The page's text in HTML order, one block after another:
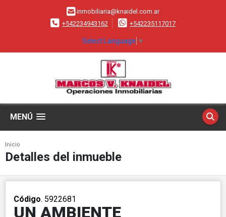
inmobiliaria@knaidel.com.ar
+542234943162
+542235117017
Select Language ▼
MENÚ
Inicio
Detalles del inmueble
Código. 5922681
UN AMBIENTE